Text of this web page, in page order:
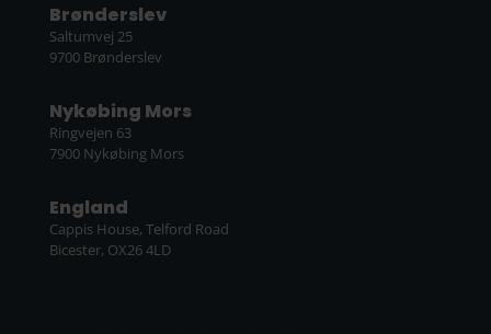
Brønderslev
Saltumvej 25
9700 Brønderslev
Nykøbing Mors
Ringvejen 63
7900 Nykøbing Mors
England
Cappis House, Telford Road
Bicester, OX26 4LD